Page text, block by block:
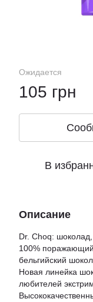
Ожидается
105 грн
В
Описание
Dr. Choq:
100%
бельгийский
Новая линейка
любителей